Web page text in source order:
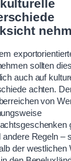
sollten dies
auch auf
achten.
von
andere Regeln –
der westlichen